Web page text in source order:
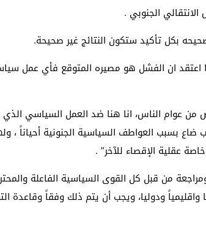
الجنوبي .
بكل تأكيد ستكون النتائج غير صحيحة.
ان الفشل هو مصيره المتوقع فأي عمل
من عوام الناس، انا هنا ضد العمل السياسي
ضاع بسبب العواطف السياسية الجنونية
عقلية الإقصاء للآخر” .
من قبل كل القوى السياسية الفاعلة
ودوليا، ويجب أن يتم ذلك وفقاً